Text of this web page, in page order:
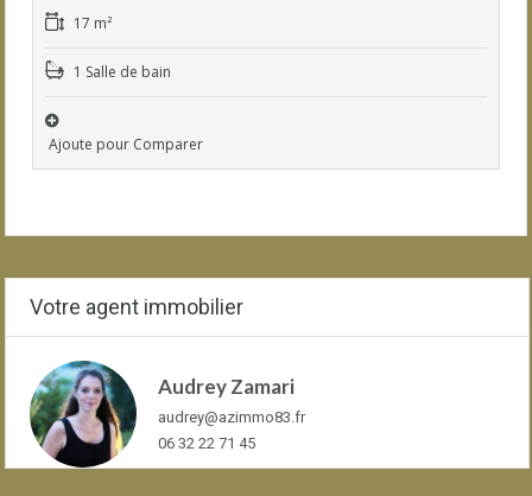
17 m²
1 Salle de bain
Ajoute pour Comparer
Votre agent immobilier
Audrey Zamari
audrey@azimmo83.fr
06 32 22 71 45